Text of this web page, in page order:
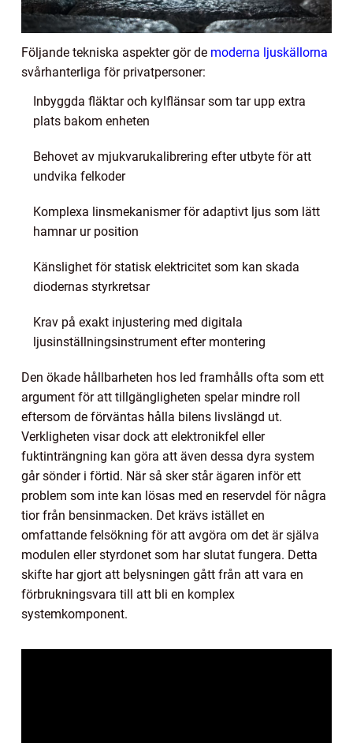
Följande tekniska aspekter gör de moderna ljuskällorna
svårhanterliga för privatpersoner:
Inbyggda fläktar och kylflänsar som tar upp extra
plats bakom enheten
Behovet av mjukvarukalibrering efter utbyte för att
undvika felkoder
Komplexa linsmekanismer för adaptivt ljus som lätt
hamnar ur position
Känslighet för statisk elektricitet som kan skada
diodernas styrkretsar
Krav på exakt injustering med digitala
ljusinställningsinstrument efter montering
Den ökade hållbarheten hos led framhålls ofta som ett
argument för att tillgängligheten spelar mindre roll
eftersom de förväntas hålla bilens livslängd ut.
Verkligheten visar dock att elektronikfel eller
fuktinträngning kan göra att även dessa dyra system
går sönder i förtid. När så sker står ägaren inför ett
problem som inte kan lösas med en reservdel för några
tior från bensinmacken. Det krävs istället en
omfattande felsökning för att avgöra om det är själva
modulen eller styrdonet som har slutat fungera. Detta
skifte har gjort att belysningen gått från att vara en
förbrukningsvara till att bli en komplex
systemkomponent.